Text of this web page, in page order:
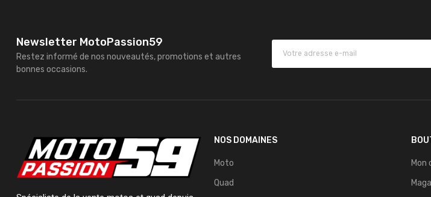
Newsletter MotoPassion59
Restez informé de nos nouveautés, promotions et autres
bonnes occasions.
NOS DOMAINES
Moto
Quad
Mon